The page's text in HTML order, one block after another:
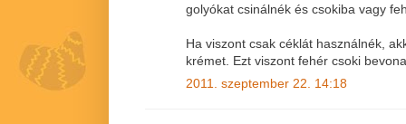
golyókat csinálnék és csokiba vagy
Ha viszont csak céklát használnék,
krémet. Ezt viszont fehér csoki
2011. szeptember 22. 14:18